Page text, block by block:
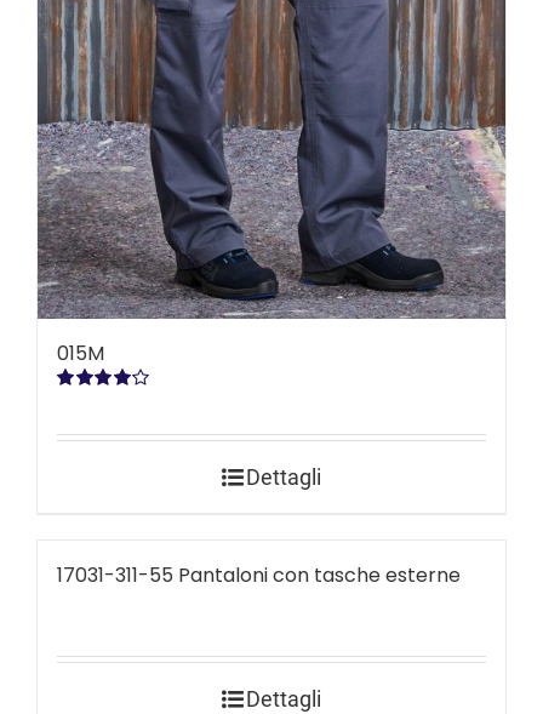
015M
Dettagli
17031-311-55 Pantaloni con tasche esterne
Dettagli